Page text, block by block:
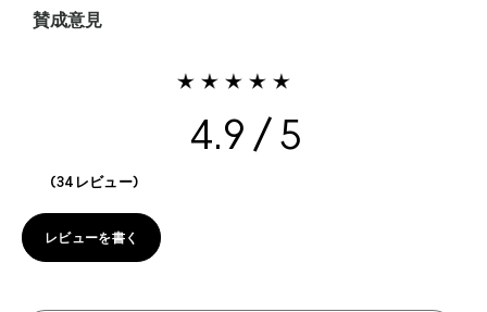
賛成意見
4.9
34レビュー
レビューを書く